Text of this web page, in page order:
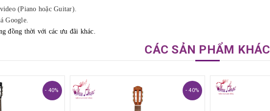
(Piano hoặc Guitar).
Google.
đồng thời với các ưu đãi khác.
CÁC SẢN PHẨM KHÁC
- 40% - 40%